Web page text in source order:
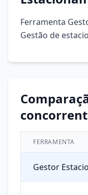
Ferramenta
Gestão de
FERRAMENTA
Gestor